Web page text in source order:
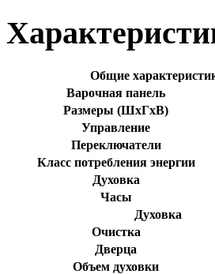
Общие
Варочная панель
Размеры (ШхГхВ)
Управление
Переключатели
Класс потребления энергии
Духовка
Часы
Духовка
Очистка
Дверца
Объем духовки